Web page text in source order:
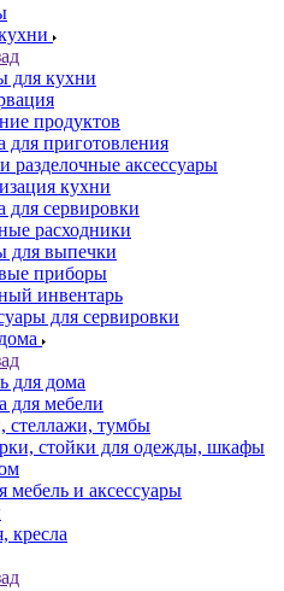
для кухни
продуктов
для приготовления
разделочные аксессуары
кухни
для сервировки
расходники
для выпечки
приборы
инвентарь
для сервировки
для дома
для мебели
стеллажи, тумбы
стойки для одежды, шкафы
мебель и аксессуары
кресла